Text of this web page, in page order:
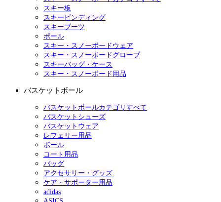
スキー板
スキービンディング
スキーブーツ
ポール
スキー・スノーボードウェア
スキー・スノーボードグローブ
スキーバッグ・ケース
スキー・スノーボード用品
バスケットボール
バスケットボールカテゴリすべて
バスケットシューズ
バスケットウェア
レフェリー用品
ボール
コート用品
バッグ
アクセサリー・グッズ
ケア・サポーター用品
adidas